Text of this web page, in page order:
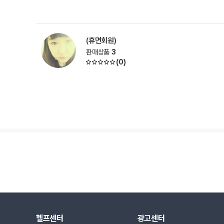
(휴면회원)
판매상품 3
(0)
헬프센터 광고센터